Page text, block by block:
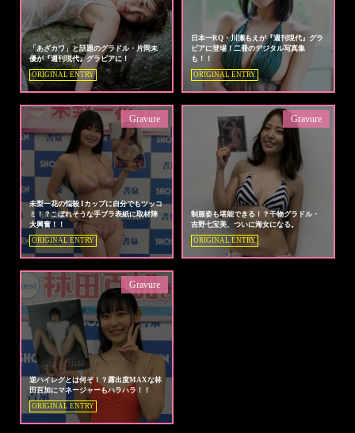
「あざカワ」と話題のグラドル・片岡未
優が『週刊現代』グラビアに！
ORIGINAL ENTRY
日本一RQ・川瀬もえが『週刊現代』グラ
ビアに登場！二冊のデジタル写真集
も！！
ORIGINAL ENTRY
未梨一花の悩殺 Iカップに自分でもツッコ
ミ！？こぼれそうな手ブラ表紙に取材陣
大興奮！！
ORIGINAL ENTRY
Gravure
制服姿も堪能できる！？干物グラドル・
吉野七宝美、ついに海女になる。
ORIGINAL ENTRY
Gravure
逆ハイレグとは何ぞ！？露出度MAXな林
田百加にマネージャーもハラハラ！！
ORIGINAL ENTRY
Gravure